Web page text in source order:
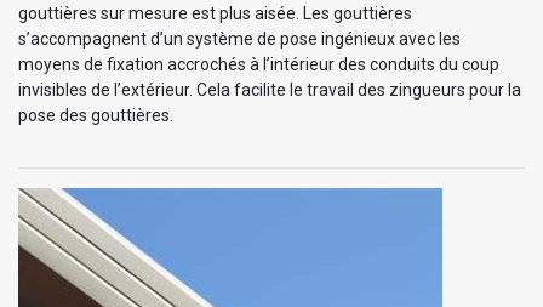
gouttières sur mesure est plus aisée. Les gouttières
s’accompagnent d’un système de pose ingénieux avec les
moyens de fixation accrochés à l’intérieur des conduits du coup
invisibles de l’extérieur. Cela facilite le travail des zingueurs pour la
pose des gouttières.